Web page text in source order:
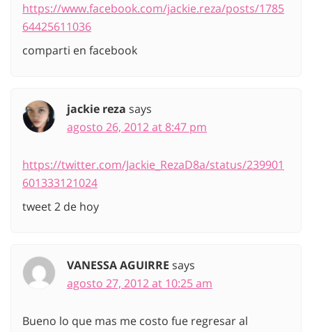
https://www.facebook.com/jackie.reza/posts/1785
64425611036
comparti en facebook
jackie reza says
agosto 26, 2012 at 8:47 pm
https://twitter.com/Jackie_RezaD8a/status/239901
601333121024
tweet 2 de hoy
VANESSA AGUIRRE says
agosto 27, 2012 at 10:25 am
Bueno lo que mas me costo fue regresar al